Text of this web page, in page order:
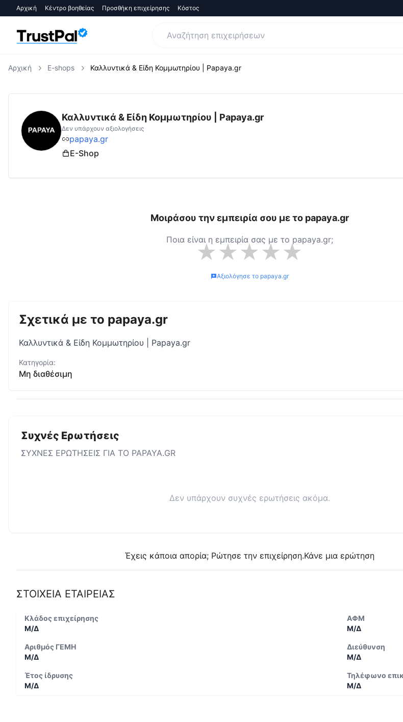
Αρχική Κέντρο βοηθείας Προσθήκη επιχείρησης Κόστος
Αρχική E-shops Καλλυντικά & Είδη Κομμωτηρίου | Papaya.gr
papaya.grΑξιολογήσεις | Δες Αξιολογήσεις και Κριτικές για
Καλλυντικά & Είδη Κομμωτηρίου | Papaya.gr
Δεν υπάρχουν αξιολογήσεις
papaya.gr
E-Shop
Μοιράσου την εμπειρία σου με το papaya.gr
Ποια είναι η εμπειρία σας με το papaya.gr;
★★★★★
Αξιολόγησε το papaya.gr
Σχετικά με το papaya.gr
Καλλυντικά & Είδη Κομμωτηρίου | Papaya.gr
Κατηγορία:
Μη διαθέσιμη
Συχνές Ερωτήσεις
ΣΥΧΝΕΣ ΕΡΩΤΗΣΕΙΣ ΓΙΑ ΤΟ PAPAYA.GR
Δεν υπάρχουν συχνές ερωτήσεις ακόμα.
Έχεις κάποια απορία; Ρώτησε την επιχείρηση.Κάνε μια ερώτηση
ΣΤΟΙΧΕΙΑ ΕΤΑΙΡΕΙΑΣ
Κλάδος επιχείρησης
Μ/Δ
ΑΦΜ
Μ/Δ
Αριθμός ΓΕΜΗ
Μ/Δ
Διεύθυνση
Μ/Δ
Έτος ίδρυσης
Μ/Δ
Τηλέφωνο
Μ/Δ